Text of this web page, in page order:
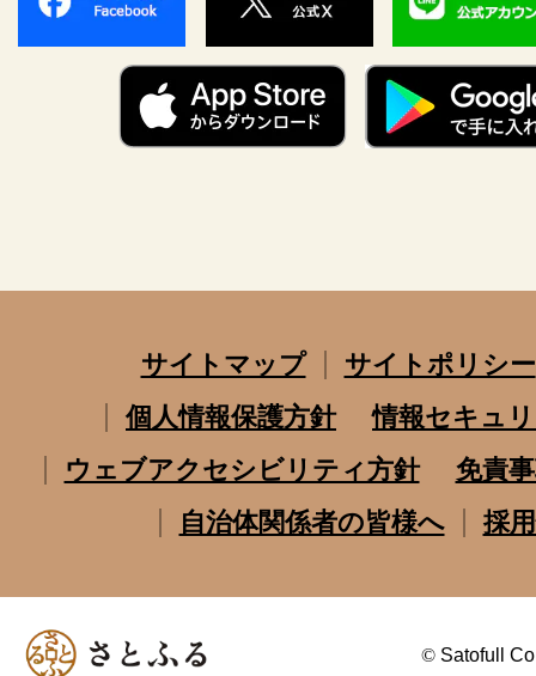
サイトマップ
サイトポリシー
個人情報保護方針
情報セキュ
ウェブアクセシビリティ方針
免責
自治体関係者の皆様へ
採
© Satofull